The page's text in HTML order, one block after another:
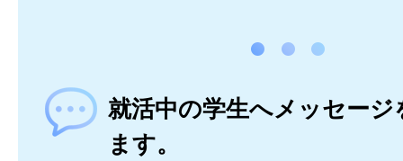
就活中の学生へメッセージ
ます。